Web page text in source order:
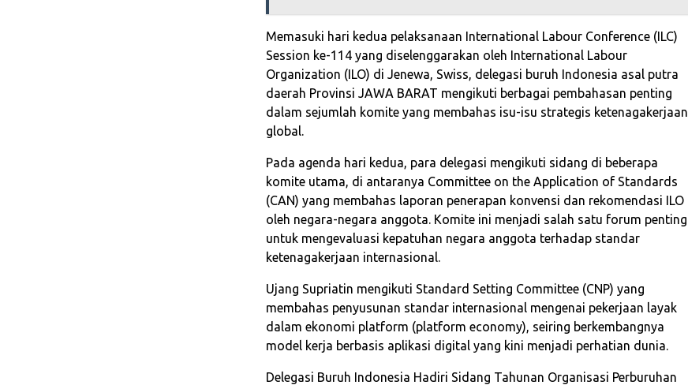
Memasuki hari kedua pelaksanaan International Labour Conference (ILC)
Session ke-114 yang diselenggarakan oleh International Labour
Organization (ILO) di Jenewa, Swiss, delegasi buruh Indonesia asal putra
daerah Provinsi JAWA BARAT mengikuti berbagai pembahasan penting
dalam sejumlah komite yang membahas isu-isu strategis ketenagakerjaan
global.
Pada agenda hari kedua, para delegasi mengikuti sidang di beberapa
komite utama, di antaranya Committee on the Application of Standards
(CAN) yang membahas laporan penerapan konvensi dan rekomendasi ILO
oleh negara-negara anggota. Komite ini menjadi salah satu forum penting
untuk mengevaluasi kepatuhan negara anggota terhadap standar
ketenagakerjaan internasional.
Ujang Supriatin mengikuti Standard Setting Committee (CNP) yang
membahas penyusunan standar internasional mengenai pekerjaan layak
dalam ekonomi platform (platform economy), seiring berkembangnya
model kerja berbasis aplikasi digital yang kini menjadi perhatian dunia.
Delegasi Buruh Indonesia Hadiri Sidang Tahunan Organisasi Perburuhan